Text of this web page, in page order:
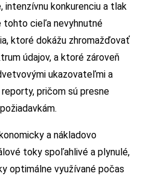
intenzívnu konkurenciu a tlak
tohto cieľa nevyhnutné
ktoré dokážu zhromažďovať
údajov, a ktoré zároveň
ukazovateľmi a
pričom sú presne
a nákladovo
toky spoľahlivé a plynulé,
optimálne využívané počas